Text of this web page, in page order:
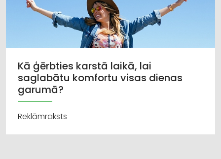
Kā ģērbties karstā laikā, lai
saglabātu komfortu visas dienas
garumā?
Reklāmraksts